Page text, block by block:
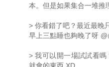
本。但是如果集合一堆推
> 你看錯了吧？最近最晚
早上三點睡也夠晚了呀
> 我可以開一場試試看
就會的東西 XD